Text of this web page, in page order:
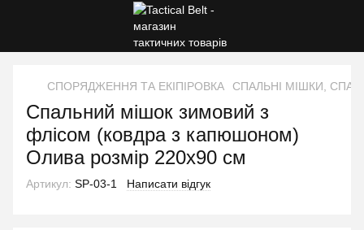
СПОРЯДЖЕННЯ ТА ЕКІПІРОВКА СПАЛЬНІ МІШКИ,
Спальний мішок зимовий з
флісом (ковдра з капюшоном)
Олива розмір 220х90 см
Артикул: SP-03-1 Написати відгук